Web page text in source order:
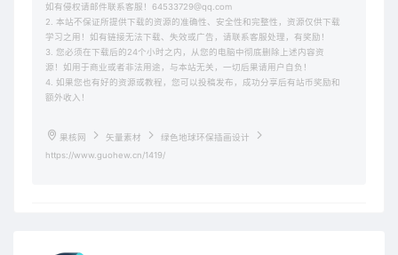
如有侵权请邮件联系客服！64533729@qq.com
2. 本站不保证所提供下载的资源的准确性、安全性和完整性，资源仅供下载
学习之用！如有链接无法下载、失效或广告，请联系客服处理，有奖励！
3. 您必须在下载后的24个小时之内，从您的电脑中彻底删除上述内容资
源！如用于商业或者非法用途，与本站无关，一切后果请用户自负！
4. 如果您也有好的资源或教程，您可以投稿发布，成功分享后有站币奖励和
额外收入！
果核网 矢量素材
绿色地球环保插画设计
https://www.guohew.cn/1419/